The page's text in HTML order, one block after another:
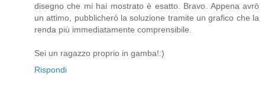
disegno che mi hai mostrato è esatto. Bravo. Appena avrò
un attimo, pubblicherò la soluzione tramite un grafico che la
renda più immediatamente comprensibile.
Sei un ragazzo proprio in gamba!:)
Rispondi